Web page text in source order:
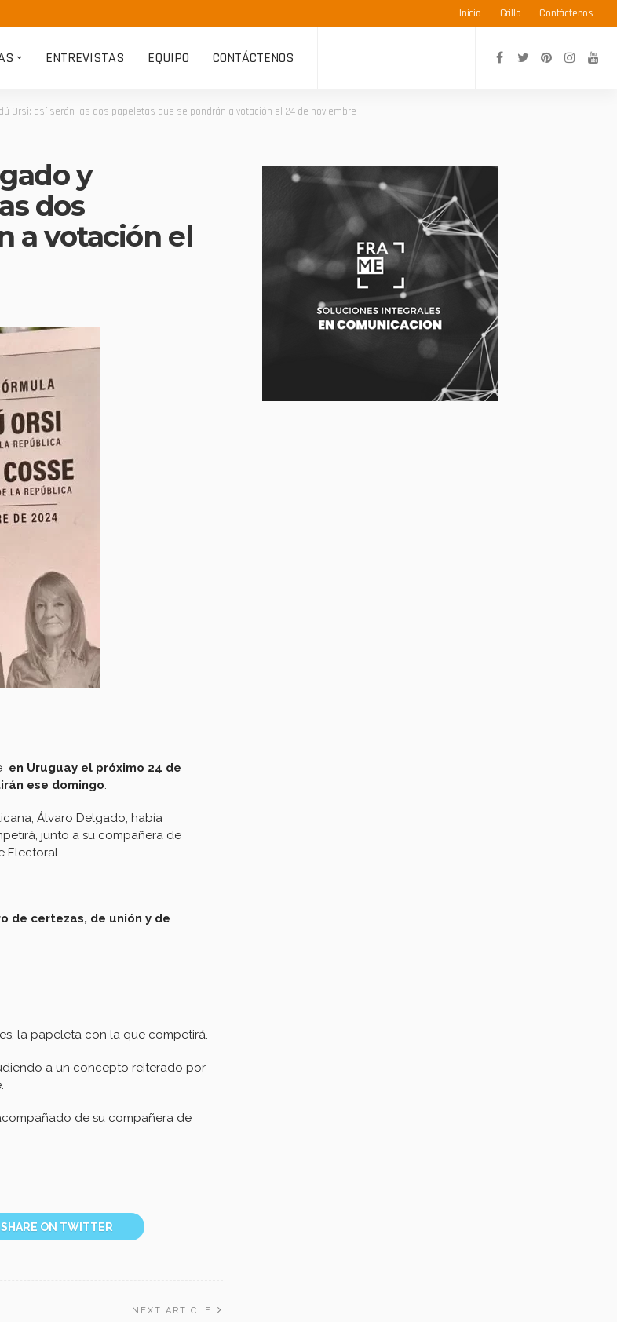
Inicio Grilla Contáctenos
ENTREVISTAS EQUIPO CONTÁCTENOS
Orsi: así serán las dos papeletas que se pondrán a votación el 24 de noviembre
y
dos
a votación el
en Uruguay el próximo 24 de
ese domingo.
Álvaro Delgado, había
junto a su compañera de
Electoral.
de certezas, de unión y de
la papeleta con la que competirá.
a un concepto reiterado por
de su compañera de
SHARE ON TWITTER
NEXT ARTICLE